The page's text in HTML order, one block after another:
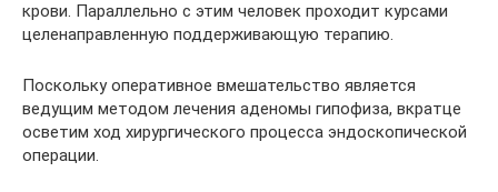
крови. Параллельно с этим человек проходит курсами
целенаправленную поддерживающую терапию.
Поскольку оперативное вмешательство является
ведущим методом лечения аденомы гипофиза, вкратце
осветим ход хирургического процесса эндоскопической
операции.